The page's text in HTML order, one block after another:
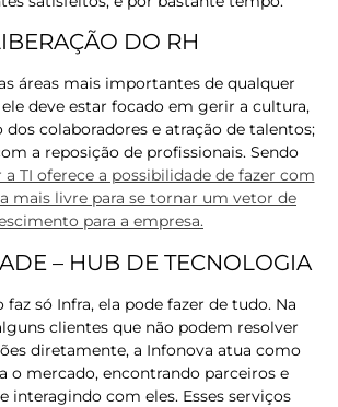
DO RH
áreas mais importantes de qualquer
deve estar focado em gerir a cultura,
colaboradores e atração de talentos;
a reposição de profissionais. Sendo
a TI oferece a possibilidade de fazer com
mais livre para se tornar um vetor de
para a empresa.
– HUB DE TECNOLOGIA
faz só Infra, ela pode fazer de tudo. Na
clientes que não podem resolver
diretamente, a Infonova atua como
o mercado, encontrando parceiros e
interagindo com eles. Esses serviços